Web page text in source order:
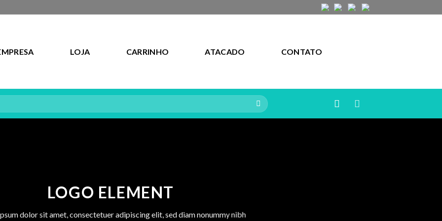
LOJA CARRINHO ATACADO CONTATO
LOGO ELEMENT
dolor sit amet, consectetuer adipiscing elit, sed diam nonummy nibh